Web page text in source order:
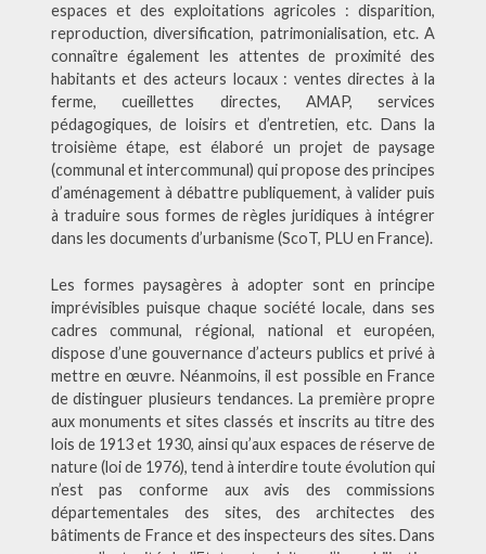
espaces et des exploitations agricoles : disparition,
reproduction, diversification, patrimonialisation, etc. A
connaître également les attentes de proximité des
habitants et des acteurs locaux : ventes directes à la
ferme, cueillettes directes, AMAP, services
pédagogiques, de loisirs et d’entretien, etc. Dans la
troisième étape, est élaboré un projet de paysage
(communal et intercommunal) qui propose des principes
d’aménagement à débattre publiquement, à valider puis
à traduire sous formes de règles juridiques à intégrer
dans les documents d’urbanisme (ScoT, PLU en France).
Les formes paysagères à adopter sont en principe
imprévisibles puisque chaque société locale, dans ses
cadres communal, régional, national et européen,
dispose d’une gouvernance d’acteurs publics et privé à
mettre en œuvre. Néanmoins, il est possible en France
de distinguer plusieurs tendances. La première propre
aux monuments et sites classés et inscrits au titre des
lois de 1913 et 1930, ainsi qu’aux espaces de réserve de
nature (loi de 1976), tend à interdire toute évolution qui
n’est pas conforme aux avis des commissions
départementales des sites, des architectes des
bâtiments de France et des inspecteurs des sites. Dans